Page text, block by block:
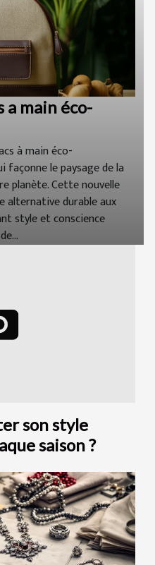
a main éco-
à main éco-
façonne le paysage de la
planète. Cette nouvelle
alternative durable aux
style et conscience
son style
saison ?